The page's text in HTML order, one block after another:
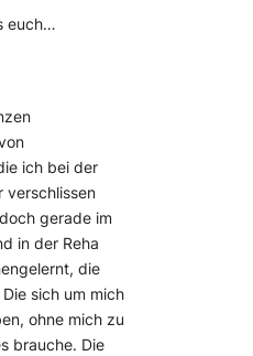
euch…
ich bei der
verschlissen
gerade im
in der Reha
die
sich um mich
ohne mich zu
brauche. Die